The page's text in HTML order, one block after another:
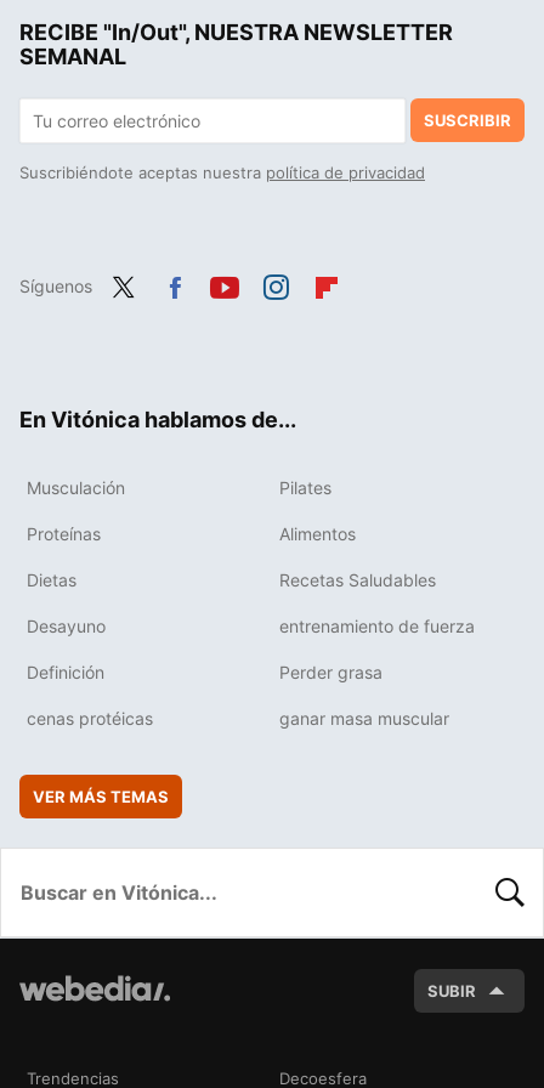
RECIBE "In/Out", NUESTRA NEWSLETTER
SEMANAL
SUSCRIBIR
Suscribiéndote aceptas nuestra política de privacidad
Síguenos
En Vitónica hablamos de...
Musculación Pilates
Proteínas Alimentos
Dietas Recetas Saludables
Desayuno entrenamiento de fuerza
Definición Perder grasa
cenas protéicas ganar masa muscular
VER MÁS TEMAS
SUBIR
Trendencias Decoesfera